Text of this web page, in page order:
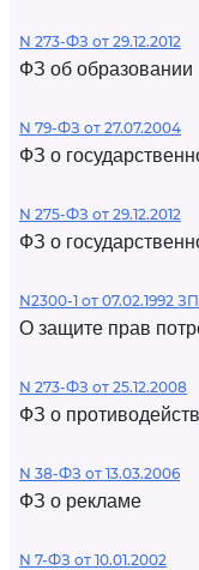
N 273-ФЗ от 29.12.2012
ФЗ об образовании
N 79-ФЗ от 27.07.2004
ФЗ о
N 275-ФЗ от 29.12.2012
ФЗ о
N2300-1 от 07.02.1992
О защите прав
N 273-ФЗ от 25.12.2008
ФЗ о
N 38-ФЗ от 13.03.2006
ФЗ о рекламе
N 7-ФЗ от 10.01.2002